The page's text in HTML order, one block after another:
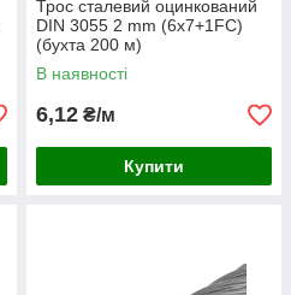
Трос сталевий оцинкований
DIN 3055 2 mm (6x7+1FC)
(бухта 200 м)
В наявності
6,12 ₴/м
Купити